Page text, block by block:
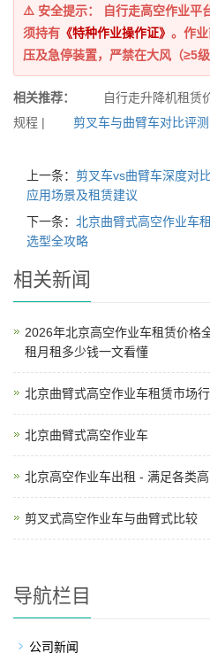
⚠️ 安全提示：
自行走高空作业平
须持有 《特种作业操作证》 。作
压及急停装置，严禁在大风（≥5
相关推荐：
自行走升降机租赁
规程 | 剪叉车与曲臂车对比评测
上一条： 剪叉车vs曲臂车深度对
应用场景及租赁建议
下一条： 北京曲臂式高空作业车
选型全攻略
相关新闻
2026年北京高空作业车租赁价格
租月租多少钱一文看懂
北京曲臂式高空作业车租赁市场
北京曲臂式高空作业车
北京高空作业车出租 - 满足各类
剪叉式高空作业车与曲臂式比较
导航栏目
公司新闻